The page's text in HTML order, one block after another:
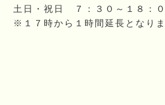
土日・祝日 ７：３０～１８：０
※１７時から１時間延長となりま